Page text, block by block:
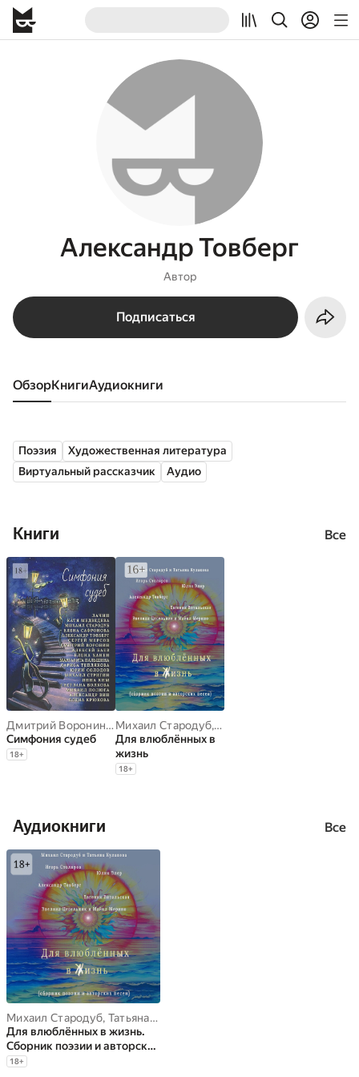
Александр Товберг
Автор
Подписаться
Обзор книги аудиокниги
Поэзия
Художественная литература
Виртуальный рассказчик
Аудио
Книги Все
Дмитрий Воронин
,Михаил Стародуб,Елена Сафронова
Симфония судеб
18+
Михаил Стародуб, Александр Товберг
Для влюблённых в
жизнь
18+
Аудиокниги Все
Михаил Стародуб, Татьяна Кулакова
Для влюблённых в жизнь.
Сборник поэзии и авторских
песен
18+